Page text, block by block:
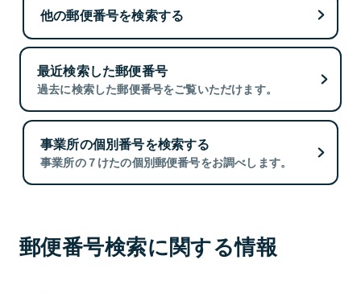
他の郵便番号を検索する
最近検索した郵便番号
過去に検索した郵便番号をご覧いただけます。
事業所の個別番号を検索する
事業所の７けたの個別郵便番号をお調べします。
郵便番号検索に関する情報